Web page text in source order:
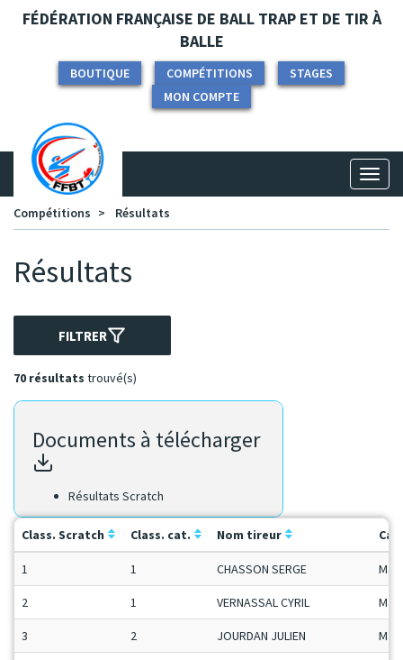
Panneau de gestion des cookies
FÉDÉRATION FRANÇAISE DE BALL TRAP ET DE TIR À
BALLE
BOUTIQUE COMPÉTITIONS
STAGES
MON COMPTE
Compétitions
Résultats
Résultats
FILTRER
70 résultats trouvé(s)
Documents à télécharger
Résultats Scratch
Class. Scratch Class. cat. Nom tireur
1 1 CHASSON SERGE
2 1 VERNASSAL CYRIL
3 2 JOURDAN JULIEN